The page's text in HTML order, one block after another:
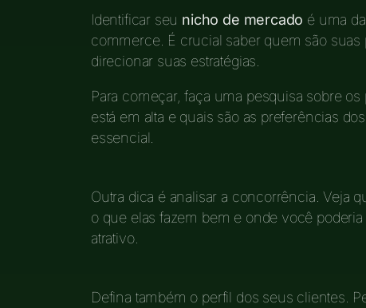
Identificar seu nicho de mercado é uma
commerce. É crucial saber quem são
direcionar suas estratégias.
Para começar, faça uma pesquisa sobre
está em alta e quais são as preferências
essencial.
Outra dica é analisar a concorrência. Veja
o que elas fazem bem e onde você
atrativo.
Defina também o perfil dos seus clientes.